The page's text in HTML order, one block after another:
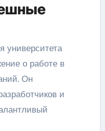
университета
о работе в
Он
и